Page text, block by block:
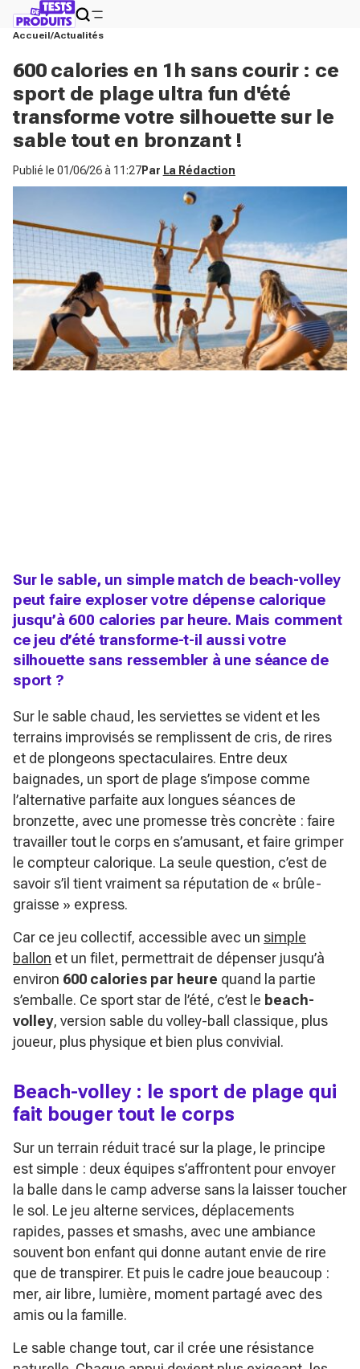
Accueil Actualités
600 calories en 1h sans courir : ce
sport de plage ultra fun d'été
transforme votre silhouette sur le
sable tout en bronzant !
Publié le 01/06/26 à 11:27Par La Rédaction
Sur le sable, un simple match de beach-volley
peut faire exploser votre dépense calorique
jusqu’à 600 calories par heure. Mais comment
ce jeu d’été transforme-t-il aussi votre
silhouette sans ressembler à une séance de
sport ?
Sur le sable chaud, les serviettes se vident et les
terrains improvisés se remplissent de cris, de rires
et de plongeons spectaculaires. Entre deux
baignades, un sport de plage s’impose comme
l’alternative parfaite aux longues séances de
bronzette, avec une promesse très concrète : faire
travailler tout le corps en s’amusant, et faire grimper
le compteur calorique. La seule question, c’est de
savoir s’il tient vraiment sa réputation de « brûle-
graisse » express.
Car ce jeu collectif, accessible avec un simple
ballon et un filet, permettrait de dépenser jusqu’à
environ 600 calories par heure quand la partie
s’emballe. Ce sport star de l’été, c’est le beach-
volley, version sable du volley-ball classique, plus
joueur, plus physique et bien plus convivial.
Beach-volley : le sport de plage qui
fait bouger tout le corps
Sur un terrain réduit tracé sur la plage, le principe
est simple : deux équipes s’affrontent pour envoyer
la balle dans le camp adverse sans la laisser toucher
le sol. Le jeu alterne services, déplacements
rapides, passes et smashs, avec une ambiance
souvent bon enfant qui donne autant envie de rire
que de transpirer. Et puis le cadre joue beaucoup :
mer, air libre, lumière, moment partagé avec des
amis ou la famille.
Le sable change tout, car il crée une résistance